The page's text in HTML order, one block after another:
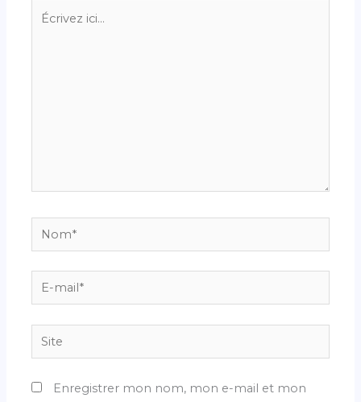
Écrivez
Nom*
E-
mail*
Site
Enregistrer mon nom, mon e-mail et mon